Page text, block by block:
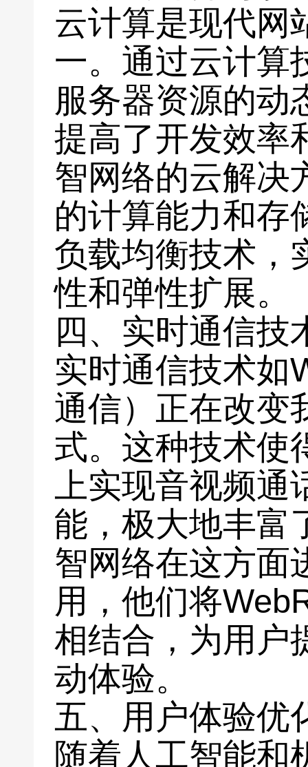
云计算是现代网
一。通过云计算
服务器资源的动
提高了开发效率
智网络的云解决
的计算能力和存
负载均衡技术，
性和弹性扩展。
四、实时通信技
实时通信技术如
通信）正在改变
式。这种技术使
上实现音视频
能，极大地丰富
智网络在这方面
用，他们将
相结合，为用户
动体验。
五、用户体验优
随着人工智能和